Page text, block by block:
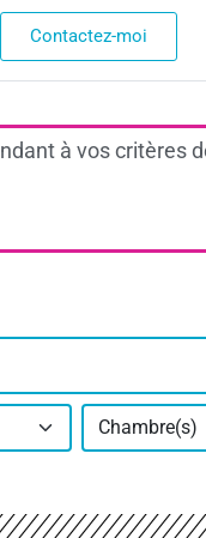
Contactez-moi
à vos critères
Chambre(s)